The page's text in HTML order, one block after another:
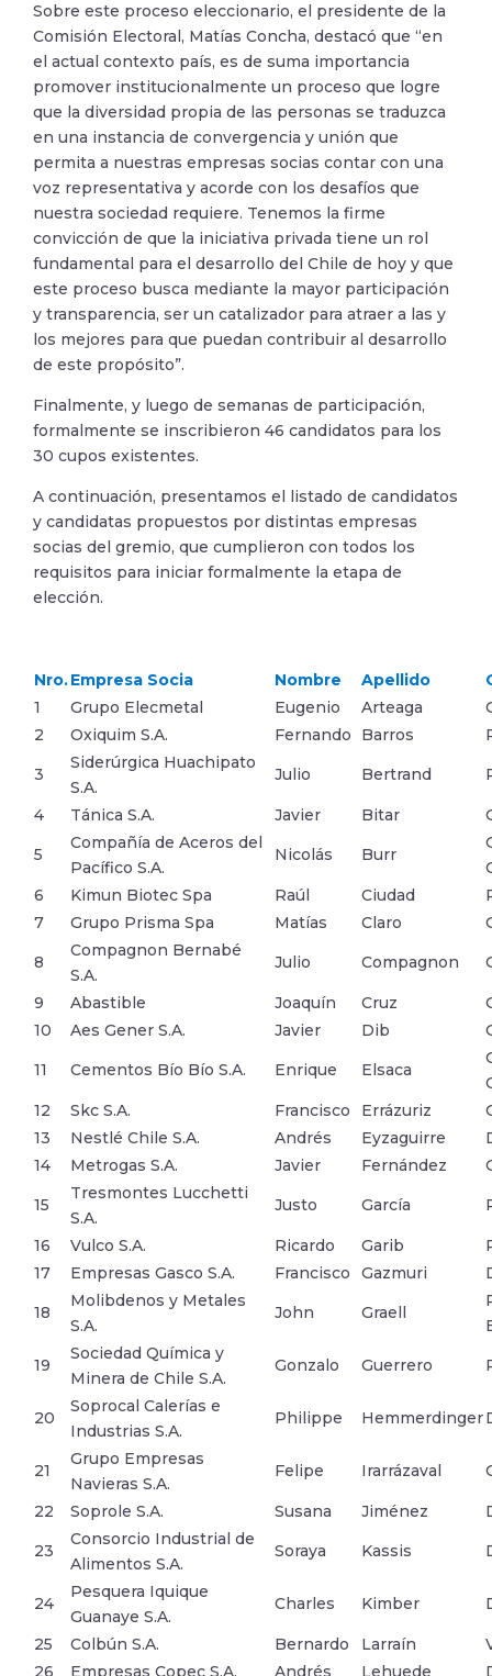
Sobre este proceso eleccionario, el presidente de la
Comisión Electoral, Matías Concha, destacó que “en
el actual contexto país, es de suma importancia
promover institucionalmente un proceso que logre
que la diversidad propia de las personas se traduzca
en una instancia de convergencia y unión que
permita a nuestras empresas socias contar con una
voz representativa y acorde con los desafíos que
nuestra sociedad requiere. Tenemos la firme
convicción de que la iniciativa privada tiene un rol
fundamental para el desarrollo del Chile de hoy y que
este proceso busca mediante la mayor participación
y transparencia, ser un catalizador para atraer a las y
los mejores para que puedan contribuir al desarrollo
de este propósito”.
Finalmente, y luego de semanas de participación,
formalmente se inscribieron 46 candidatos para los
30 cupos existentes.
A continuación, presentamos el listado de candidatos
y candidatas propuestos por distintas empresas
socias del gremio, que cumplieron con todos los
requisitos para iniciar formalmente la etapa de
elección.
Nro.Empresa Socia Nombre Apellido
1
Grupo Elecmetal Eugenio Arteaga
2
Oxiquim S.A. Fernando Barros
3
Siderúrgica Huachipato
S.A.
Julio Bertrand
4 Tánica S.A. Javier Bitar
5
Compañía de Aceros del
Pacífico S.A.
Nicolás Burr
6
Kimun Biotec Spa Raúl Ciudad
7
Grupo Prisma Spa Matías Claro
8
Compagnon Bernabé
S.A.
Julio Compagnon
9 Abastible Joaquín Cruz
10
Aes Gener S.A. Javier Dib
11
Cementos Bío Bío S.A. Enrique Elsaca
12
Skc S.A. Francisco Errázuriz
13
Nestlé Chile S.A. Andrés Eyzaguirre
14
Metrogas S.A. Javier Fernández
15
Tresmontes Lucchetti
S.A.
Justo García
16 Vulco S.A. Ricardo Garib
17
Empresas Gasco S.A. Francisco Gazmuri
18
Molibdenos y Metales
S.A.
John Graell
19
Sociedad Química y
Minera de Chile S.A.
Gonzalo Guerrero
20
Soprocal Calerías e
Industrias S.A.
Philippe Hemmerdinger
21
Grupo Empresas
Navieras S.A.
Felipe Irarrázaval
22 Soprole S.A. Susana Jiménez
23
Consorcio Industrial de
Alimentos S.A.
Soraya Kassis
24
Pesquera Iquique
Guanaye S.A.
Charles Kimber
25 Colbún S.A. Bernardo Larraín
26
Empresas Copec S.A. Andrés Lehuede